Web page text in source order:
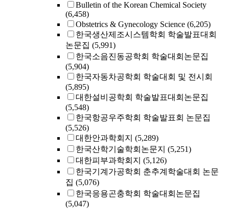
Bulletin of the Korean Chemical Society
(6,458)
Obstetrics & Gynecology Science (6,205)
한국생산제조시스템학회 학술발표대회
논문집 (5,991)
한국소음진동공학회 학술대회논문집
(5,904)
한국자동차공학회 학술대회 및 전시회
(5,895)
대한설비공학회 학술발표대회논문집
(5,548)
한국항공우주학회 학술발표회 논문집
(5,526)
대한안과학회지 (5,289)
한국산학기술학회논문지 (5,251)
대한피부과학회지 (5,126)
한국기계가공학회 춘추계학술대회 논문
집 (5,076)
한국응용곤충학회 학술대회논문집
(5,047)